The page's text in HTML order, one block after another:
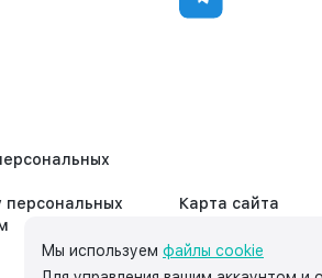
персональных
Карта сайта
Мы используем файлы cookie